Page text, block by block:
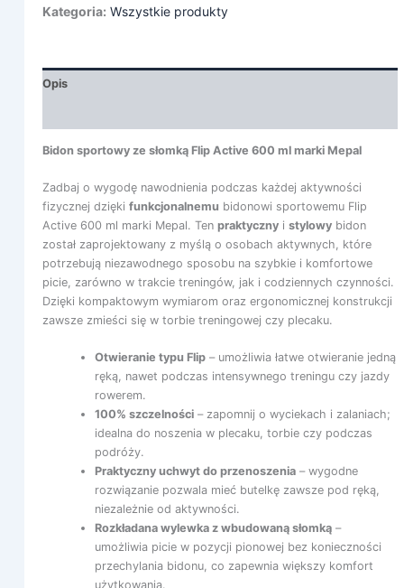
Kategoria: Wszystkie produkty
Opis
Bidon sportowy ze słomką Flip Active 600 ml marki Mepal
Zadbaj o wygodę nawodnienia podczas każdej aktywności
fizycznej dzięki funkcjonalnemu bidonowi sportowemu Flip
Active 600 ml marki Mepal. Ten praktycznyi stylowybidon
został zaprojektowany z myślą o osobach aktywnych, które
potrzebują niezawodnego sposobu na szybkie i komfortowe
picie, zarówno w trakcie treningów, jak i codziennych czynności.
Dzięki kompaktowym wymiarom oraz ergonomicznej konstrukcji
zawsze zmieści się w torbie treningowej czy plecaku.
Otwieranie typu Flip – umożliwia łatwe otwieranie jedną
ręką, nawet podczas intensywnego treningu czy jazdy
rowerem.
100% szczelności – zapomnij o wyciekach i zalaniach;
idealna do noszenia w plecaku, torbie czy podczas
podróży.
Praktyczny uchwyt do przenoszenia – wygodne
rozwiązanie pozwala mieć butelkę zawsze pod ręką,
niezależnie od aktywności.
Rozkładana wylewka z wbudowaną słomką –
umożliwia picie w pozycji pionowej bez konieczności
przechylania bidonu, co zapewnia większy komfort
użytkowania.